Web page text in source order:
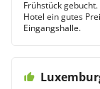
Frühstück
Hotel ein gutes
Eingangshalle.